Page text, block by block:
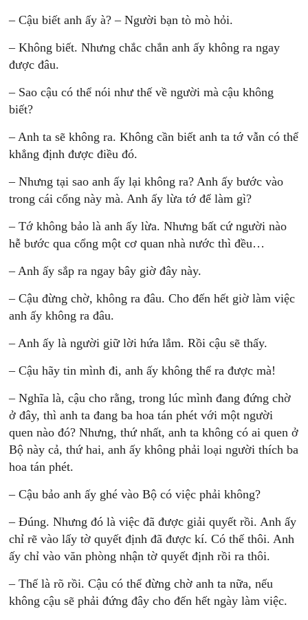
– Cậu biết anh ấy à? – Người bạn tò mò hỏi.
– Không biết. Nhưng chắc chắn anh ấy không ra ngay
được đâu.
– Sao cậu có thể nói như thế về người mà cậu không
biết?
– Anh ta sẽ không ra. Không cần biết anh ta tớ vẫn có thể
khẳng định được điều đó.
– Nhưng tại sao anh ấy lại không ra? Anh ấy bước vào
trong cái cổng này mà. Anh ấy lừa tớ để làm gì?
– Tớ không bảo là anh ấy lừa. Nhưng bất cứ người nào
hễ bước qua cổng một cơ quan nhà nước thì đều…
– Anh ấy sắp ra ngay bây giờ đây này.
– Cậu đừng chờ, không ra đâu. Cho đến hết giờ làm việc
anh ấy không ra đâu.
– Anh ấy là người giữ lời hứa lắm. Rồi cậu sẽ thấy.
– Cậu hãy tin mình đi, anh ấy không thể ra được mà!
– Nghĩa là, cậu cho rằng, trong lúc mình đang đứng chờ
ở đây, thì anh ta đang ba hoa tán phét với một người
quen nào đó? Nhưng, thứ nhất, anh ta không có ai quen ở
Bộ này cả, thứ hai, anh ấy không phải loại người thích ba
hoa tán phét.
– Cậu bảo anh ấy ghé vào Bộ có việc phải không?
– Đúng. Nhưng đó là việc đã được giải quyết rồi. Anh ấy
chỉ rẽ vào lấy tờ quyết định đã được kí. Có thế thôi. Anh
ấy chỉ vào văn phòng nhận tờ quyết định rồi ra thôi.
– Thế là rõ rồi. Cậu có thể đừng chờ anh ta nữa, nếu
không cậu sẽ phải đứng đây cho đến hết ngày làm việc.